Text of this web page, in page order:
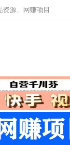
源、网赚项目